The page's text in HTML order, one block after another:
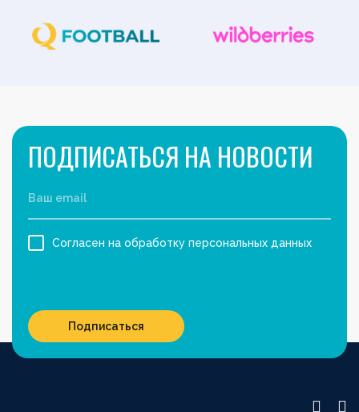
ПОДПИСАТЬСЯ НА НОВОСТИ
Согласен на обработку персональных данных
Подписаться